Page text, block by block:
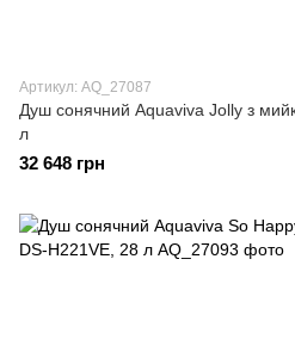
Артикул: AQ_27087
Душ сонячний Aquaviva Jolly з
л
32 648 грн